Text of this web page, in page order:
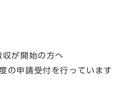
が開始の方へ
申請受付を行っています